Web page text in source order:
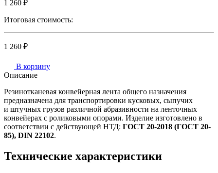
1 260 ₽
Итоговая стоимость:
1 260 ₽
В корзину
Описание
Резинотканевая конвейерная лента общего назначения
предназначена для транспортировки кусковых, сыпучих
и штучных грузов различной абразивности на ленточных
конвейерах с роликовыми опорами. Изделие изготовлено в
соответствии с действующей НТД: ГОСТ 20-2018 (ГОСТ 20-
85), DIN 22102.
Технические характеристики